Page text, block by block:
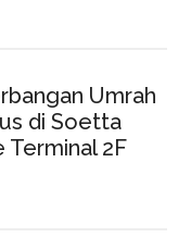
Umrah
di Soetta
Terminal 2F